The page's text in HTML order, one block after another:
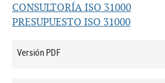
CONSULTORÍA ISO 31000
PRESUPUESTO ISO 31000
Versión PDF